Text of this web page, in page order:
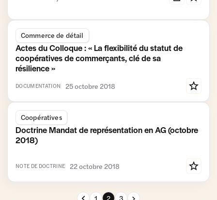
Commerce de détail
Actes du Colloque : « La flexibilité du statut de
coopératives de commerçants, clé de sa
résilience »
DOCUMENTATION 25 octobre 2018
Coopératives
Doctrine Mandat de représentation en AG (octobre
2018)
NOTE DE DOCTRINE 22 octobre 2018
Page précédente
1 2 3
Page suivante